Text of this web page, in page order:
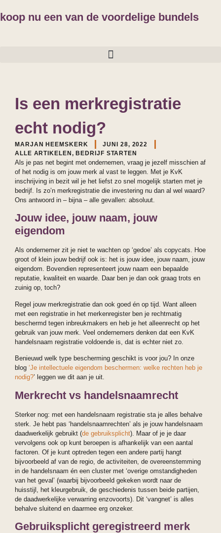
koop nu een van de voordelige bundels
Is een merkregistratie
echt nodig?
MARJAN HEEMSKERK
JUNI 28, 2022
ALLE ARTIKELEN , BEDRIJF STARTEN
Als je pas net begint met ondernemen, vraag je jezelf misschien af
of het nodig is om jouw merk al vast te leggen. Met je KvK
inschrijving in bezit wil je het liefst zo snel mogelijk starten met je
bedrijf. Is zo’n merkregistratie die investering nu dan al wel waard?
Ons antwoord in – bijna – alle gevallen: absoluut.
Jouw idee, jouw naam, jouw
eigendom
Als ondernemer zit je niet te wachten op ‘gedoe’ als copycats. Hoe
groot of klein jouw bedrijf ook is: het is jouw idee, jouw naam, jouw
eigendom. Bovendien representeert jouw naam een bepaalde
reputatie, kwaliteit en waarde. Daar ben je dan ook graag trots en
zuinig op, toch?
Regel jouw merkregistratie dan ook goed én op tijd. Want alleen
met een registratie in het merkenregister ben je rechtmatig
beschermd tegen inbreukmakers en heb je het alleenrecht op het
gebruik van jouw merk. Veel ondernemers denken dat een KvK
handelsnaam registratie voldoende is, dat is echter niet zo.
Benieuwd welk type bescherming geschikt is voor jou? In onze
blog ‘Je intellectuele eigendom beschermen: welke rechten heb je
nodig?’ leggen we dit aan je uit.
Merkrecht vs handelsnaamrecht
Sterker nog: met een handelsnaam registratie sta je alles behalve
sterk. Je hebt pas ‘handelsnaamrechten’ als je jouw handelsnaam
daadwerkelijk gebruikt (de gebruiksplicht). Maar of je je daar
vervolgens ook op kunt beroepen is afhankelijk van een aantal
factoren. Of je kunt optreden tegen een andere partij hangt
bijvoorbeeld af van de regio, de activiteiten, de overeenstemming
in de handelsnaam én een cluster met ‘overige omstandigheden
van het geval’ (waarbij bijvoorbeeld gekeken wordt naar de
huisstijl, het kleurgebruik, de geschiedenis tussen beide partijen,
de daadwerkelijke verwarring enzovoorts). Dit ‘vangnet’ is alles
behalve sluitend en daarmee erg onzeker.
Gebruiksplicht geregistreerd merk